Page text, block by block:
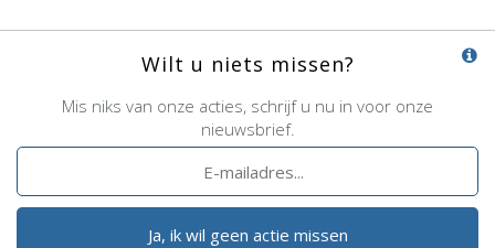
Wilt u niets missen?
Mis niks van onze acties, schrijf u nu in voor onze
nieuwsbrief.
Ja, ik wil geen actie missen